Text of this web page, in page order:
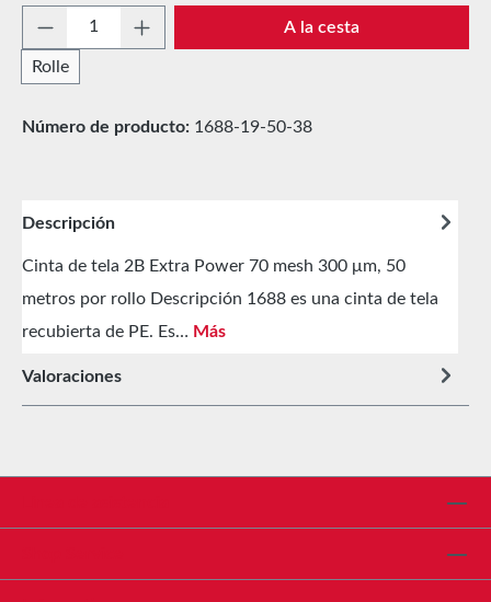
Cantidad del producto: introduce la
Rolle
A la cesta
Número de producto: 1688-19-50-38
Descripción
Cinta de tela 2B Extra Power 70 mesh 300 μm, 50
metros por rollo Descripción 1688 es una cinta de tela
recubierta de PE. Es… Más
Valoraciones